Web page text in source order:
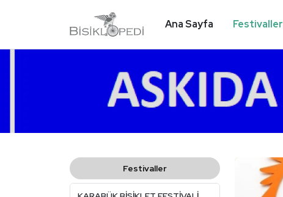
Ana Sayfa Festivaller
Festivaller